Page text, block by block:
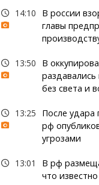
14:10
В россии
главы
13:50
В
без света и
13:25
После
рф
угрозами
13:01
В рф
что известно